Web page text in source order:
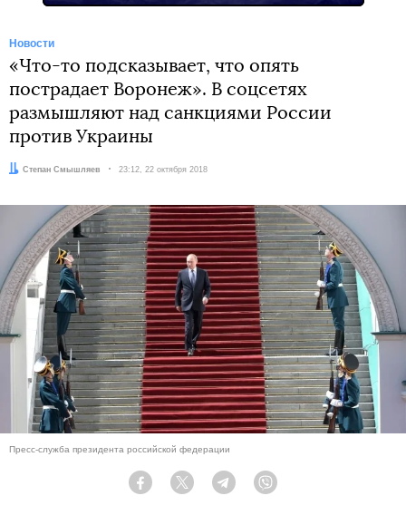
Новости
«Что-то подсказывает, что опять
пострадает Воронеж». В соцсетях
размышляют над санкциями России
против Украины
Автор:
Степан Смышляев Дата:
23:12, 22 октября 2018
Пресс-служба президента российской федерации
Facebook Twitter Telegram